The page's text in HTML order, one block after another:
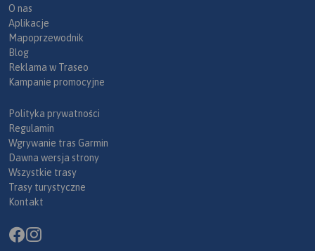
O nas
Aplikacje
Mapoprzewodnik
Blog
Reklama w Traseo
Kampanie promocyjne
Polityka prywatności
Regulamin
Wgrywanie tras Garmin
Dawna wersja strony
Wszystkie trasy
Trasy turystyczne
Kontakt